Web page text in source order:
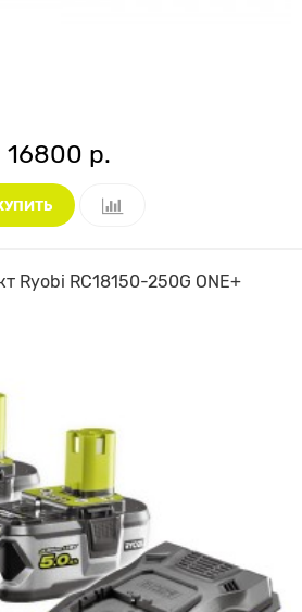
16800 р.
Ryobi RC18150-250G ONE+